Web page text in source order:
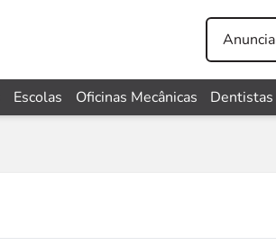
Escolas Oficinas Mecânicas Dentistas